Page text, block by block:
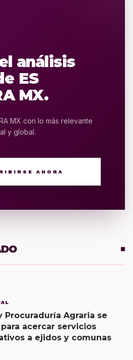
análisis
ES
MX.
MX con lo más relevante
y global.
AHORA
Procuraduría Agraria se
acercar servicios
a ejidos y comunas